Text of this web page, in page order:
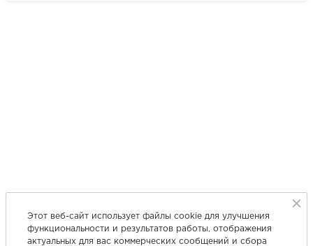
Этот веб-сайт использует файлы cookie для улучшения
функциональности и результатов работы, отображения
актуальных для вас коммерческих сообщений и сбора